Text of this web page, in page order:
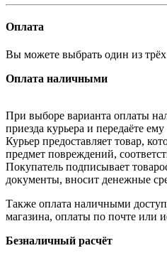
Оплата
Вы можете выбрать один из
Оплата наличными
При выборе варианта оплаты
приезда курьера и передаёте
Курьер предоставляет товар,
предмет повреждений,
Покупатель подписывает
документы, вносит денежные
Также оплата наличными
магазина, оплаты по почте или
Безналичный расчёт